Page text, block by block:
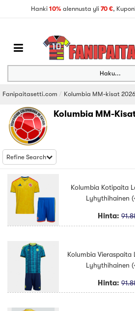
Hanki 10% alennusta yli 70 €,
Haku...
Fanipaitasetti.com Kolumbia MM-kisat
Kolumbia MM-
Refine Search
Kolumbia Kotipaita
Lyhythihainen
Hinta:
Kolumbia Vieraspaita
Lyhythihainen
Hinta: